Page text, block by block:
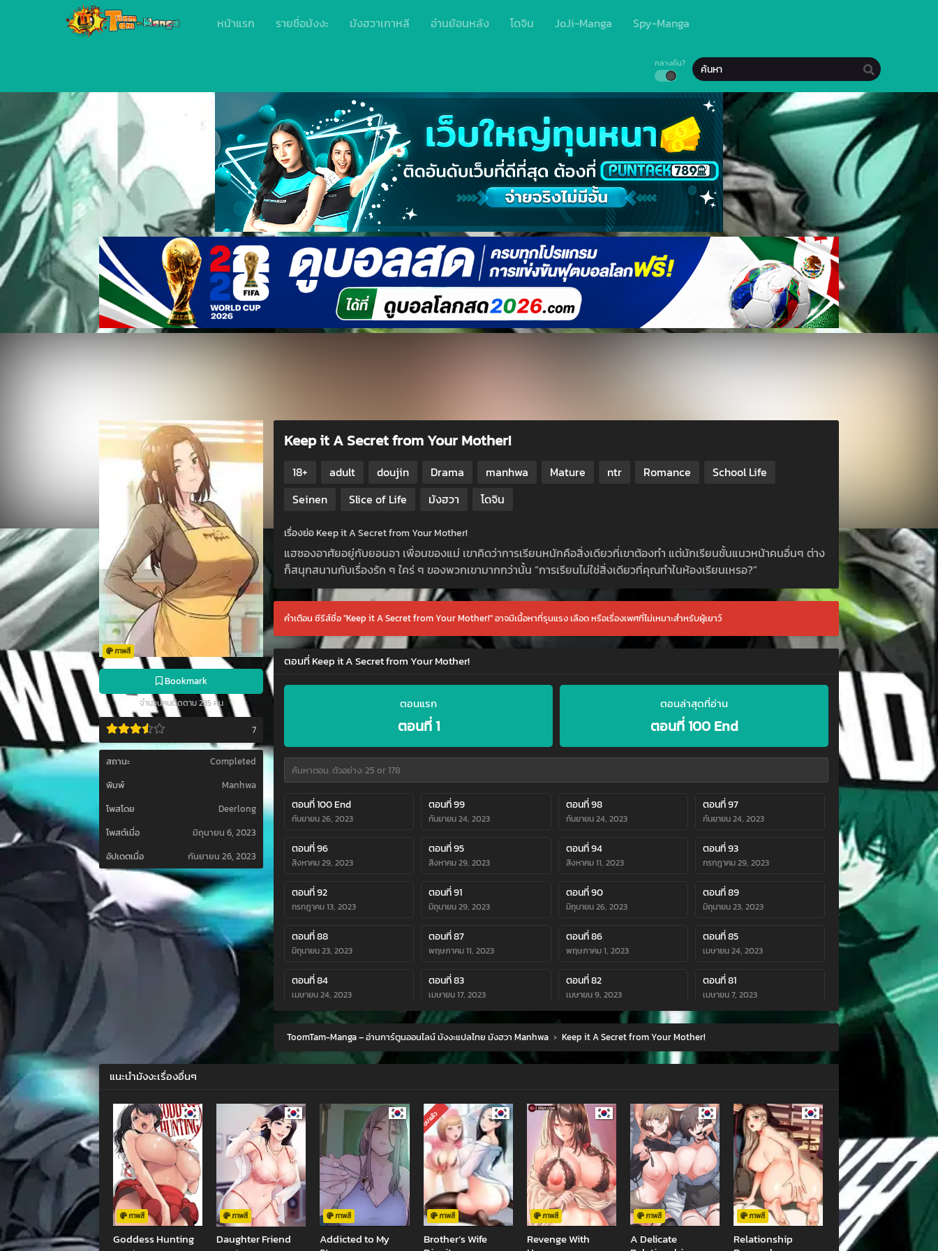
หน้าแรก รายชื่อมังงะ มังฮวาเกาหลี อ่านย้อนหลัง โดจิน JoJi-Manga Spy-Manga
กลางคืน?
ภาพสี
Bookmark
จำนวนคนติดตาม 235 คน
7
สถานะ
Completed
พิมพ์
Manhwa
โพสโดย
Deerlong
โพสต์เมื่อ
มิถุนายน 6, 2023
อัปเดตเมื่อ
กันยายน 26, 2023
Keep it A Secret from Your Mother!
18+ adult doujin Drama manhwa Mature ntr Romance
School Life
Seinen
Slice of Life มังฮวา โดจิน
เรื่องย่อ Keep it A Secret from Your Mother!
แฮซองอาศัยอยู่กับยอนอา เพื่อนของแม่ เขาคิดว่าการเรียนหนักคือสิ่งเดียวที่เขาต้องทำ แต่นักเรียนชั้นแนวหน้าคนอื่นๆ ต่าง
ก็สนุกสนานกับเรื่องรัก ๆ ใคร่ ๆ ของพวกเขามากกว่านั้น “การเรียนไม่ใช่สิ่งเดียวที่คุณทำในห้องเรียนเหรอ?”
คำเตือน ซีรีส์ชื่อ "Keep it A Secret from Your Mother!" อาจมีเนื้อหาที่รุนแรง เลือด หรือเรื่องเพศที่ไม่เหมาะสำหรับผู้เยาว์
ตอนที่ Keep it A Secret from Your Mother!
ตอนแรก
ตอนที่ 1
ตอนล่าสุดที่อ่าน
ตอนที่ 100 End
ตอนที่ 100 End
กันยายน 26, 2023
ตอนที่ 99
กันยายน 24, 2023
ตอนที่ 98
กันยายน 24, 2023
ตอนที่ 97
กันยายน 24, 2023
ตอนที่ 96
สิงหาคม 29, 2023
ตอนที่ 95
สิงหาคม 29, 2023
ตอนที่ 94
สิงหาคม 11, 2023
ตอนที่ 93
กรกฎาคม 29, 2023
ตอนที่ 92
กรกฎาคม 13, 2023
ตอนที่ 91
มิถุนายน 29, 2023
ตอนที่ 90
มิถุนายน 26, 2023
ตอนที่ 89
มิถุนายน 23, 2023
ตอนที่ 88
มิถุนายน 23, 2023
ตอนที่ 87
พฤษภาคม 11, 2023
ตอนที่ 86
พฤษภาคม 1, 2023
ตอนที่ 85
เมษายน 24, 2023
ตอนที่ 84
เมษายน 24, 2023
ตอนที่ 83
เมษายน 17, 2023
ตอนที่ 82
เมษายน 9, 2023
ตอนที่ 81
เมษายน 7, 2023
ตอนที่ 80
มีนาคม 20, 2023
ตอนที่ 79
มีนาคม 18, 2023
ตอนที่ 78
มีนาคม 4, 2023
ตอนที่ 77
กุมภาพันธ์ 26, 2023
ตอนที่ 76 ตอนที่ 75 ตอนที่ 74 ตอนที่ 73
ตอนที่ 72
มกราคม 28, 2023
ตอนที่ 71
มกราคม 25, 2023
ตอนที่ 70
มกราคม 24, 2023
ตอนที่ 69
มกราคม 23, 2023
ตอนที่ 68
ธันวาคม 24, 2022
ตอนที่ 67
พฤศจิกายน 15, 2022
ตอนที่ 66
พฤศจิกายน 15, 2022
ตอนที่ 65
พฤศจิกายน 15, 2022
ตอนที่ 64
ตุลาคม 19, 2022
ตอนที่ 63
ตุลาคม 18, 2022
ตอนที่ 62
ตุลาคม 3, 2022
ตอนที่ 61
กันยายน 25, 2022
ตอนที่ 60 ตอนที่ 59 ตอนที่ 58 ตอนที่ 57
ToomTam-Manga – อ่านการ์ตูนออนไลน์ มังงะแปลไทย มังฮวา Manhwa › Keep it A Secret from Your Mother!
แนะนำมังงะเรื่องอื่นๆ
ภาพสี
Goddess Hunting
ภาพสี
Daughter Friend
ภาพสี
Addicted to My
จบแล้ว
ภาพสี
Brother’s Wife
ภาพสี
Revenge With
ภาพสี
A Delicate
ภาพสี
Relationship